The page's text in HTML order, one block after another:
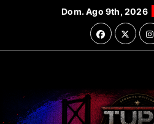
Dom. Ago 9th, 2026